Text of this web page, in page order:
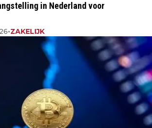
in Nederland voor
•ZAKELIJK